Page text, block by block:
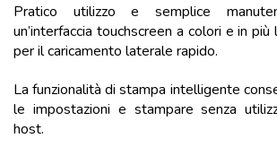
Pratico utilizzo e semplice
un’interfaccia touchscreen a colori e in
per il caricamento laterale rapido.
La funzionalità di stampa intelligente
le impostazioni e stampare senza
host.